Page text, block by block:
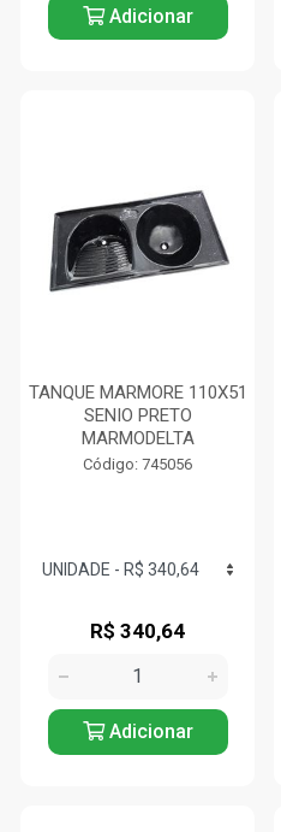
Adicionar
TANQUE MARMORE 110X51
SENIO PRETO
MARMODELTA
Código: 745056
R$ 340,64
Adicionar